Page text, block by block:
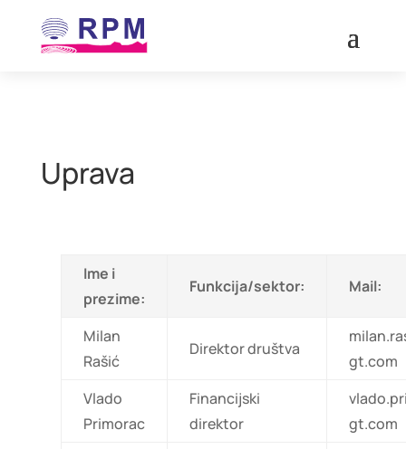
Uprava
Ime i
prezime:
Funkcija/sektor: Mail:
Milan
Rašić
Direktor društva
gt.com
Vlado
Primorac
Financijski
direktor
gt.com